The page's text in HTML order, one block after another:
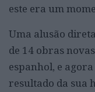
este era um
Uma alusão
de 14 obras
espanhol, e
resultado da sua